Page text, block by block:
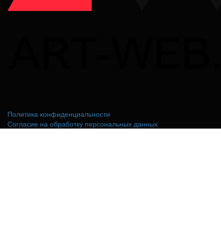
Политика конфиденциальности
Согласие на обработку персональных данных